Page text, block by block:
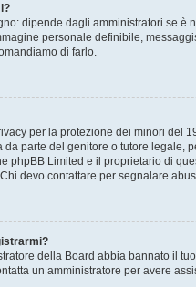
dipende dagli amministratori se
personale definibile,
di farlo.
per la protezione dei minori del
da parte del genitore o tutore legale,
phpBB Limited e il proprietario di
devo contattare per segnalare
della Board abbia bannato il
un amministratore per avere